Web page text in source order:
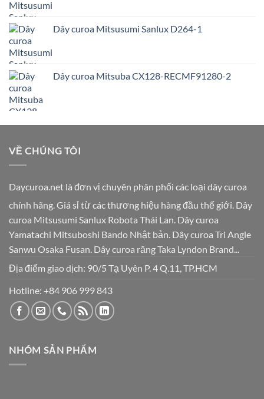
Dây curoa Mitsusumi Sanlux D264-1
Dây curoa Mitsuba CX128-RECMF91280-2
VỀ CHÚNG TÔI
Daycuroa.net là đơn vị chuyên phân phối các loại dây curoa
chính hãng. Giá sỉ từ các thương hiệu hàng đầu thế giới. Dây
curoa Mitsusumi Sanlux Robota Thái Lan. Dây curoa
Yamatachi Mitsuboshi Bando Nhật bản. Dây curoa Tri Angle
Sanwu Osaka Fusan. Dây curoa răng Taka Lyndon Brand...
Địa điểm giao dịch: 90/5 Tạ Uyên P. 4 Q.11, TP.HCM
Hotline: +84 906 999 843
NHÓM SẢN PHẨM